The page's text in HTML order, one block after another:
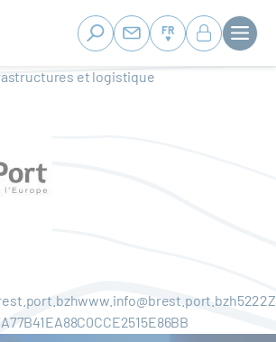
cookies
FR
et logistique